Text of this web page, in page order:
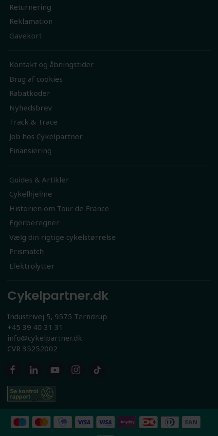
Returnering
Reklamation
Gavekort
Kontakt og åbningstider
Brug af cookies
Rabatkoder
Nyhedsbrev
Track & Trace
Job hos Cykelpartner
Finansiering
Guides & Artikler
Cykelhjelme
Historien om Tour de France
Egerberegner
Vælg din rigtige cykelstørrelse
Prismatch
Elektrolytter
Cykelpartner.dk
Industrivej 5, 9575 Terndrup
+45 39 40 31 31
info@cykelpartner.dk
CVR 35252002